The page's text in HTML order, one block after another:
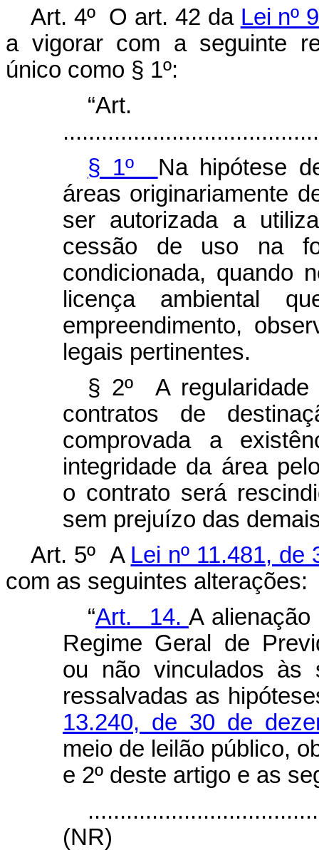
Art. 4º O art. 42 da Lei nº
a vigorar com a seguinte
único como § 1º:
§ 1º Na hipótese
áreas originariamente
ser autorizada a
cessão de uso na
condicionada, quando
licença ambiental
empreendimento,
legais pertinentes.
§ 2º A regularidade
contratos de
comprovada a
integridade da área
o contrato será
sem prejuízo das
Art. 5º A Lei nº 11.481, de
com as seguintes alterações:
“Art. 14. A
Regime Geral de
ou não vinculados às
ressalvadas as
13.240, de 30 de
meio de leilão público,
e 2º deste artigo e as
(NR)